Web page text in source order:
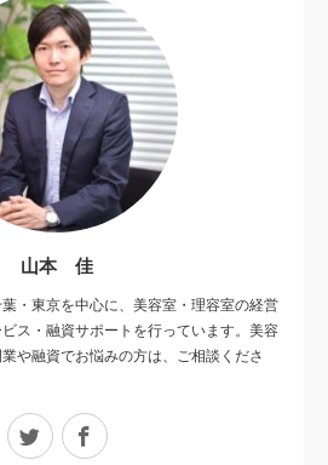
山本 佳
・東京を中心に、美容室・理容室の経営
ス・融資サポートを行っています。美容
や融資でお悩みの方は、ご相談くださ
Twitter Facebook